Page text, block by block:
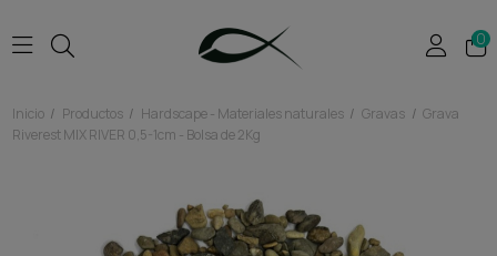
0
Inicio Productos Hardscape - Materiales naturales Gravas
Grava
Riverest MIX RIVER 0,5-1cm - Bolsa de 2Kg